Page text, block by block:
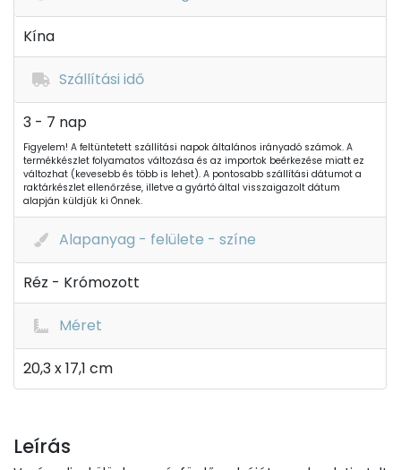
Kína
Szállítási idő
3 - 7 nap
Figyelem! A feltüntetett szállítási napok általános irányadó számok. A
termékkészlet folyamatos változása és az importok beérkezése miatt ez
változhat (kevesebb és több is lehet). A pontosabb szállítási dátumot a
raktárkészlet ellenőrzése, illetve a gyártó által visszaigazolt dátum
alapján küldjük ki Önnek.
Alapanyag - felülete - színe
Réz - Krómozott
Méret
20,3 x 17,1 cm
Leírás